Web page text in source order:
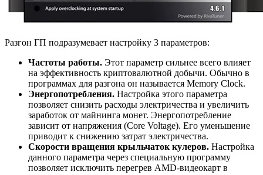
Разгон ГП подразумевает настройку 3 параметров:
Частоты работы. Этот параметр сильнее всего влияет
на эффективность криптовалютной добычи. Обычно в
программах для разгона он называется Memory Clock.
Энергопотребления. Настройка этого параметра
позволяет снизить расходы электричества и увеличить
заработок от майнинга монет. Энергопотребление
зависит от напряжения (Core Voltage). Его уменьшение
приводит к снижению затрат электричества.
Скорости вращения крыльчаток кулеров. Настройка
данного параметра через специальную программу
позволяет исключить перегрев AMD-видеокарт в